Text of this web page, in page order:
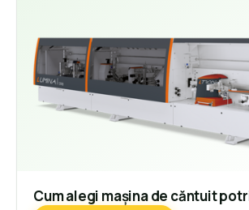
Cum alegi mașina de căntuit